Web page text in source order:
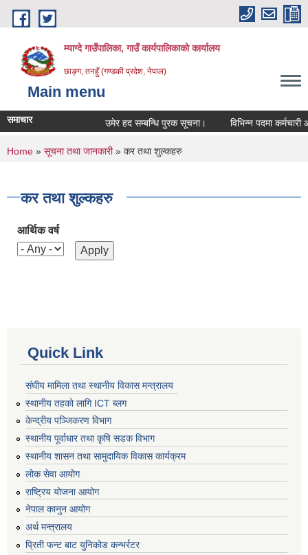
Skip to main content
म्याग्दे गाउँपालिका, गाउँ कार्यपालिकाको कार्यालय
छाङ्ग, तनहुँ (गण्डकी प्रदेश, नेपाल)
Main menu
समाचार उमेर हद सम्बन्धि पुरक सूचना। विभिन्न पदमा कर्मचारी
You are here
Home » सूचना तथा जानकारी» कर तथा शुल्कहरु
कर तथा शुल्कहरु
आर्थिक वर्ष
Quick Link
संघीय मामिला तथा स्थानीय विकास मन्त्रालय
स्थानीय तहको लागि ICT ब्लग
केन्द्रीय पञ्जिकरण विभाग
स्थानीय पूर्वाधार तथा कृषि सडक विभाग
स्थानीय शासन तथा सामुदायिक विकास कार्यक्रम
लोक सेवा आयोग
राष्ट्रिय योजना आयोग
नेपाल कानुन आयोग
अर्थ मन्त्रालय
प्रिती फन्ट बाट युनिकोड कन्भर्रटर